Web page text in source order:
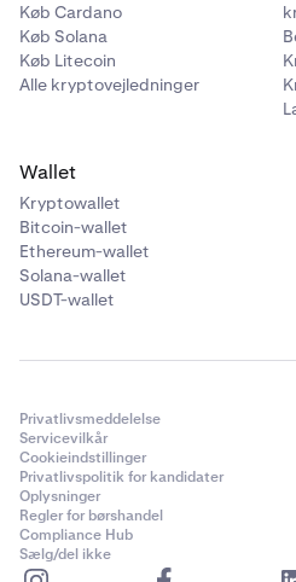
Køb Cardano
Køb Solana
Køb Litecoin
Alle kryptovejledninger
Wallet
Kryptowallet
Bitcoin-wallet
Ethereum-wallet
Solana-wallet
USDT-wallet
Privatlivsmeddelelse
Servicevilkår
Cookieindstillinger
Privatlivspolitik for kandidater
Oplysninger
Regler for børshandel
Compliance Hub
Sælg/del ikke